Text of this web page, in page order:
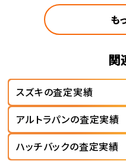
も
関
スズキの査定実績
アルトラパンの査定実績
ハッチバックの査定実績